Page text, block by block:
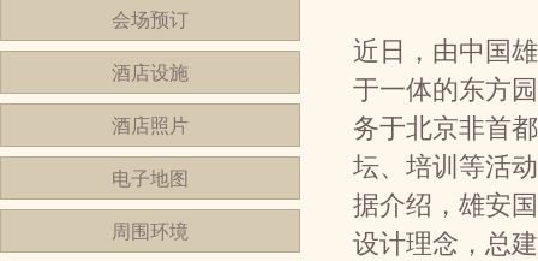
会场预订
酒店设施
酒店照片
电子地图
周围环境
近日，由中国
于一体的东方
务于北京非首
坛、培训等活
据介绍，雄安
设计理念，总